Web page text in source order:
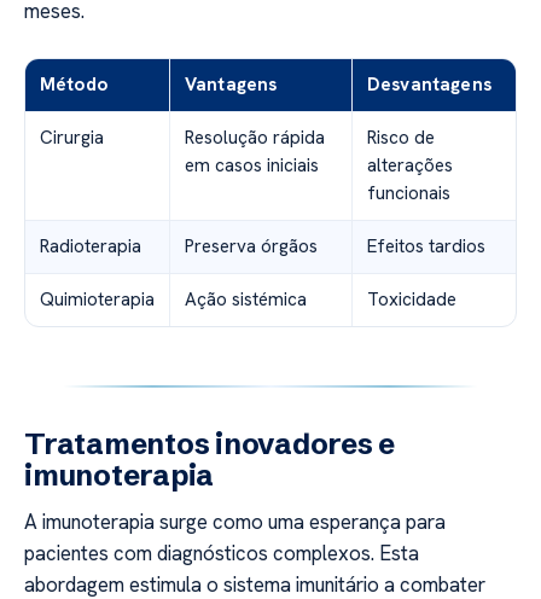
meses.
Método Vantagens Desvantagens
Cirurgia
Resolução rápida
em casos iniciais
Risco de
alterações
funcionais
Radioterapia Preserva órgãos Efeitos tardios
Quimioterapia Ação sistémica Toxicidade
Tratamentos inovadores e
imunoterapia
A imunoterapia surge como uma esperança para
pacientes com diagnósticos complexos. Esta
abordagem estimula o sistema imunitário a combater